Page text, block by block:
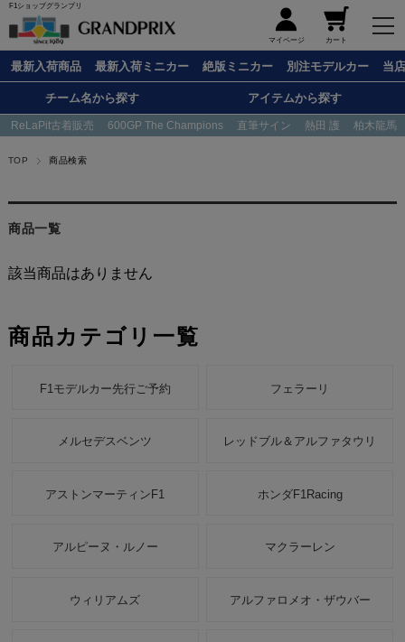
F1ショップグランプリ
マイページ カート
最新入荷商品 最新入荷ミニカー 絶版ミニカー 別注モデルカー 当
チーム名から探す アイテムから探す
ReLaPit古着販売 600GP The Champions 直筆サイン 熱田 護 柏木龍馬
TOP 商品検索
商品一覧
該当商品はありません
商品カテゴリ一覧
F1モデルカー先行ご予約 フェラーリ
メルセデスベンツ レッドブル＆アルファタウリ
アストンマーティンF1 ホンダF1Racing
アルピーヌ・ルノー マクラーレン
ウィリアムズ アルファロメオ・ザウバー